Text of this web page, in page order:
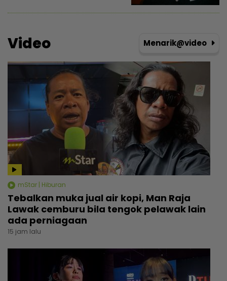
Video Menarik@video
mStar | Hiburan
Tebalkan muka jual air kopi, Man Raja
Lawak cemburu bila tengok pelawak lain
ada perniagaan
15 jam lalu